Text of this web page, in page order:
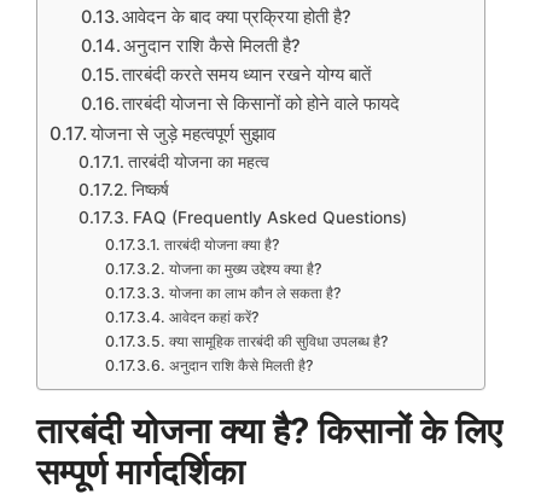
आवेदन के बाद क्या प्रक्रिया होती है?
अनुदान राशि कैसे मिलती है?
तारबंदी करते समय ध्यान रखने योग्य बातें
तारबंदी योजना से किसानों को होने वाले फायदे
योजना से जुड़े महत्वपूर्ण सुझाव
तारबंदी योजना का महत्व
निष्कर्ष
FAQ (Frequently Asked Questions)
तारबंदी योजना क्या है?
योजना का मुख्य उद्देश्य क्या है?
योजना का लाभ कौन ले सकता है?
आवेदन कहां करें?
क्या सामूहिक तारबंदी की सुविधा उपलब्ध है?
अनुदान राशि कैसे मिलती है?
तारबंदी योजना क्या है? किसानों के लिए
सम्पूर्ण मार्गदर्शिका